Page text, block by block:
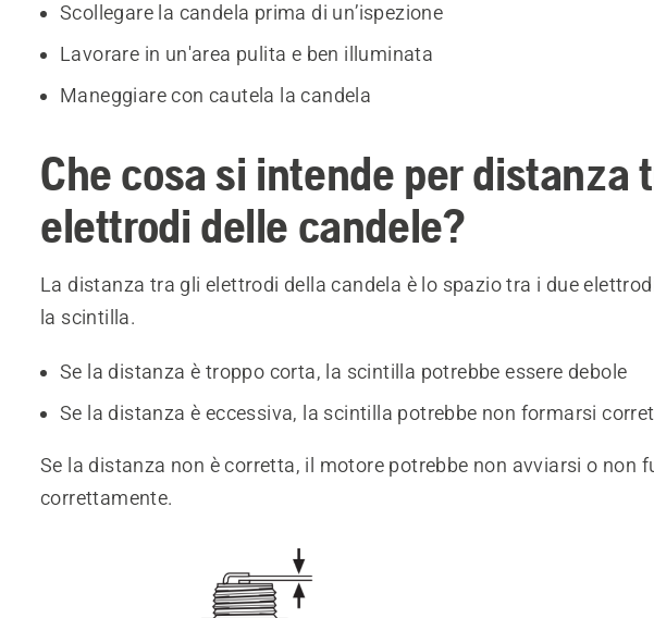
Scollegare la candela prima di un’ispezione
Lavorare in un'area pulita e ben illuminata
Maneggiare con cautela la candela
Che cosa si intende per distanza
elettrodi delle candele?
La distanza tra gli elettrodi della candela è lo spazio tra i due
la scintilla.
Se la distanza è troppo corta, la scintilla potrebbe essere debole
Se la distanza è eccessiva, la scintilla potrebbe non formarsi
Se la distanza non è corretta, il motore potrebbe non avviarsi o non
correttamente.